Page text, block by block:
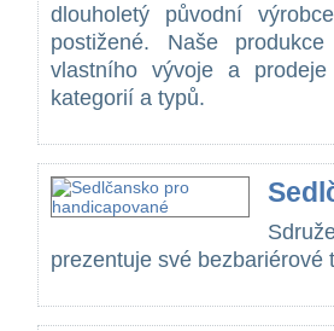
dlouholetý původní
postižené. Naše
vlastního vývoje a
kategorií a typů.
prezentuje své